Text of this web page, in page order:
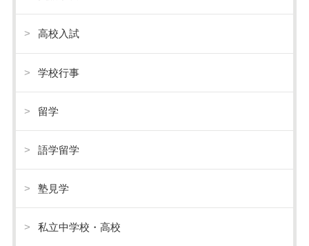
高校入試
学校行事
留学
語学留学
塾見学
私立中学校・高校